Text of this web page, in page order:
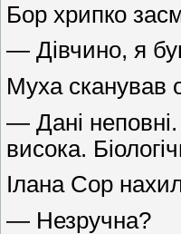
Бор хрипко
— Дівчино, я
Муха сканував
— Дані
висока.
Ілана Сор
— Незручна?